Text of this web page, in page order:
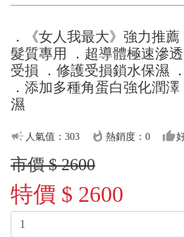
．《女人我最大》強力推
髮質專用 ．超導體極速滲
受損 ．修護受損鎖水保濕
．添加多種角蛋白強化潤
濕
campaign 人氣值：303 whatshot 熱銷度：0 thumb_up
市價 $ 2600
特價 $ 2600